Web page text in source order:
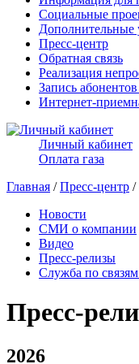
Социальные
Дополнительные
Пресс-центр
Обратная связь
Реализация
Запись
Интернет-
Личный кабинет
Оплата газа
Главная /Пресс-центр /
Новости
СМИ о компании
Видео
Пресс-релизы
Служба по
Пресс-
2026